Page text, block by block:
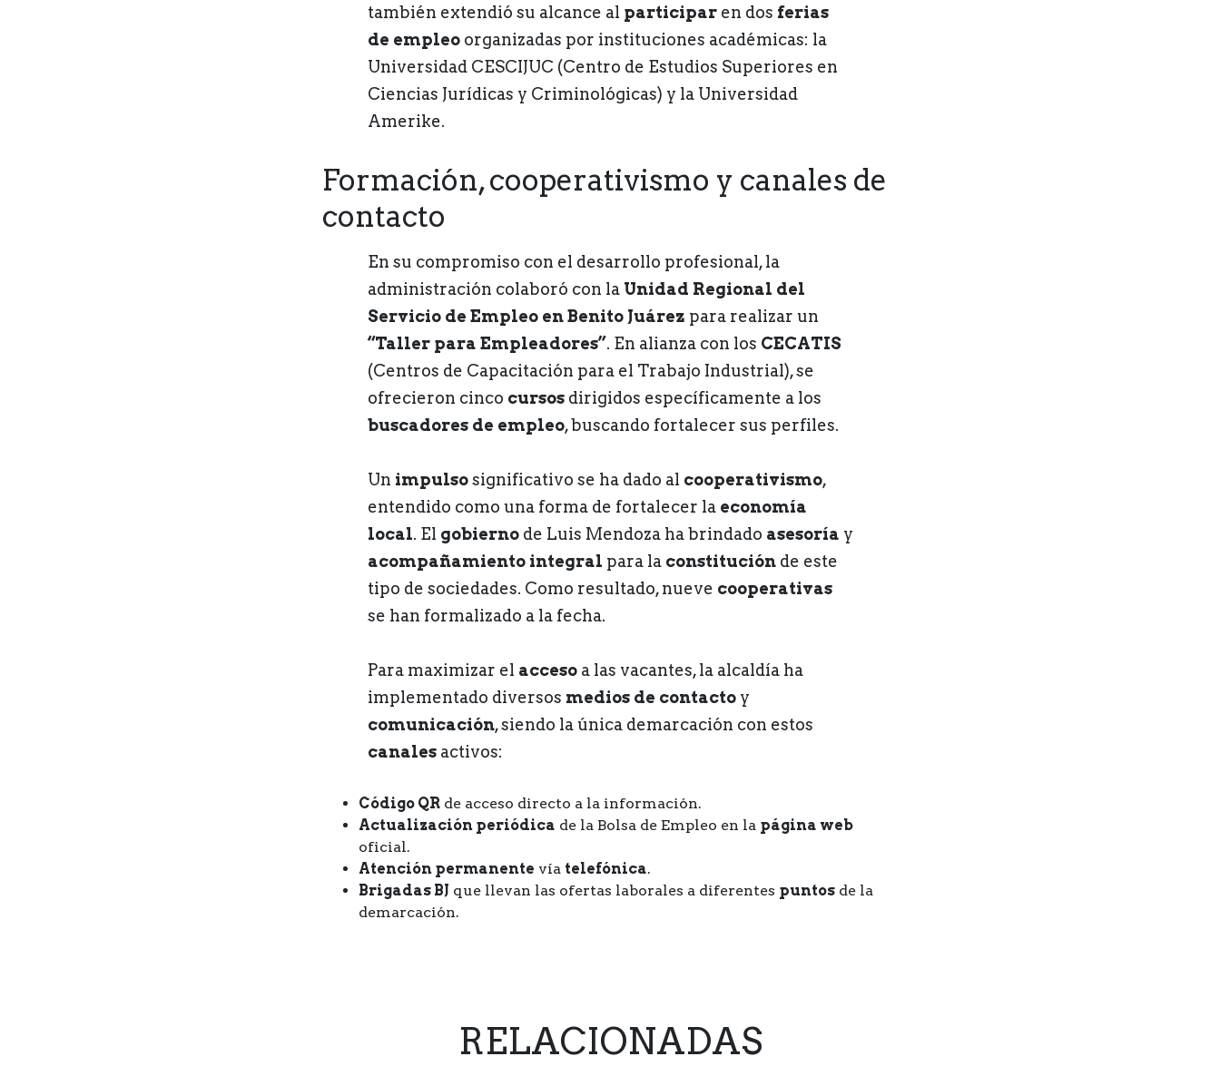
también extendió su alcance al participaren dos ferias
de empleoorganizadas por instituciones académicas: la
Universidad CESCIJUC (Centro de Estudios Superiores en
Ciencias Jurídicas y Criminológicas) y la Universidad
Amerike.
Formación, cooperativismo y canales de
contacto
En su compromiso con el desarrollo profesional, la
administración colaboró con la Unidad Regional del
Servicio de Empleo en Benito Juárez para realizar un
“Taller para Empleadores”. En alianza con los CECATIS
(Centros de Capacitación para el Trabajo Industrial), se
ofrecieron cinco cursosdirigidos específicamente a los
buscadores de empleo, buscando fortalecer sus perfiles.
Un impulsosignificativo se ha dado al cooperativismo,
entendido como una forma de fortalecer la economía
local. El gobiernode Luis Mendoza ha brindado asesoría y
acompañamiento integral para la constituciónde este
tipo de sociedades. Como resultado, nueve cooperativas
se han formalizado a la fecha.
Para maximizar el accesoa las vacantes, la alcaldía ha
implementado diversos medios de contactoy
comunicación, siendo la única demarcación con estos
canalesactivos:
Código QRde acceso directo a la información.
Actualización periódica de la Bolsa de Empleo en la página web
oficial.
Atención permanente vía telefónica.
Brigadas BJ que llevan las ofertas laborales a diferentes puntosde la
demarcación.
RELACIONADAS